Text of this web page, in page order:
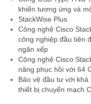
khiển tương ứng và
StackWise Plus
Công nghệ Cisco
công nghiệp đầu tiên
ngăn xếp
Công nghệ Cisco
năng phục hồi với 64
Bảo vệ đầu tư với
thiết bị chuyển mạch